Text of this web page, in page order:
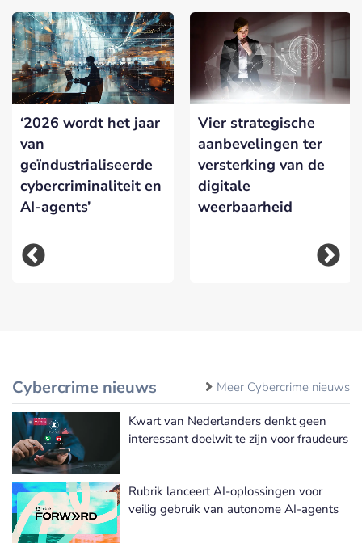
‘2026 wordt het jaar
van
geïndustrialiseerde
cybercriminaliteit en
AI-agents’
Vier strategische
aanbevelingen ter
versterking van de
digitale
weerbaarheid
Cybercrime nieuws Meer Cybercrime nieuws
Kwart van Nederlanders denkt geen
interessant doelwit te zijn voor fraudeurs
Rubrik lanceert AI-oplossingen voor
veilig gebruik van autonome AI-agents